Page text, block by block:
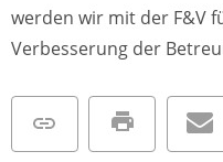
werden wir mit der F&V
Verbesserung der